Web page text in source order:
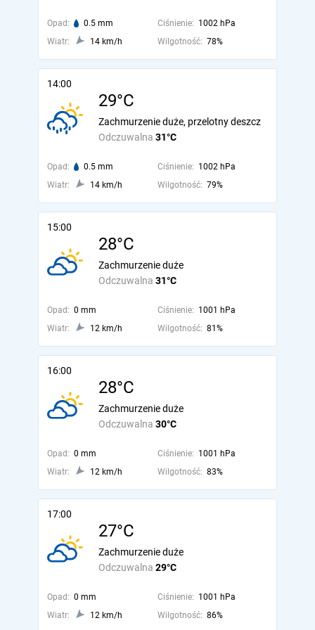
Opad: 0.5 mm Ciśnienie: 1002 hPa
Wiatr:
14 km/h Wilgotność: 78%
14:00
29°C
Odczuwalna 31°C
Zachmurzenie duże, przelotny deszcz
Opad: 0.5 mm Ciśnienie: 1002 hPa
Wiatr:
14 km/h Wilgotność: 79%
15:00
28°C
Odczuwalna 31°C
Zachmurzenie duże
Opad: 0 mm Ciśnienie: 1001 hPa
Wiatr:
12 km/h Wilgotność: 81%
16:00
28°C
Odczuwalna 30°C
Zachmurzenie duże
Opad: 0 mm Ciśnienie: 1001 hPa
Wiatr:
12 km/h Wilgotność: 83%
17:00
27°C
Odczuwalna 29°C
Zachmurzenie duże
Opad: 0 mm Ciśnienie: 1001 hPa
Wiatr:
12 km/h Wilgotność: 86%